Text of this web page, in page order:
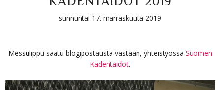
sunnuntai 17. marraskuuta 2019
Messulippu saatu blogipostausta vastaan, yhteistyössä Suomen
Kädentaidot.